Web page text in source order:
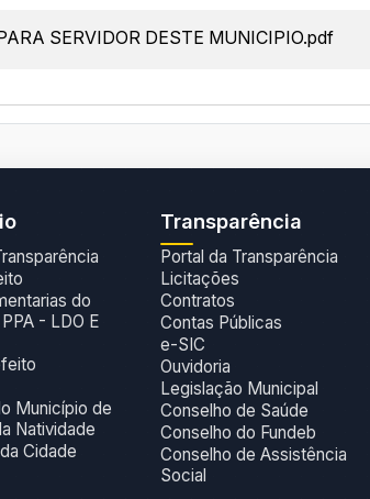
SERVIDOR DESTE MUNICIPIO.pdf
do
- LDO E
Município de
Natividade
Cidade
Transparência
Portal da Transparência
Licitações
Contratos
Contas Públicas
e-SIC
Ouvidoria
Legislação Municipal
Conselho de Saúde
Conselho do Fundeb
Conselho de Assistência
Social